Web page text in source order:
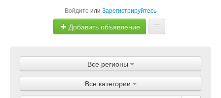
Войдите или Зарегистрируйтесь
Добавить объявление
Объявления
Магазины
Все регионы
Все категории